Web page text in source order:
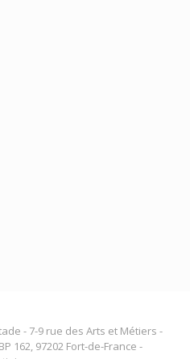
- 7-9 rue des Arts et Métiers -
162, 97202 Fort-de-France -